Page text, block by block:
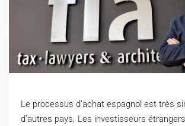
Le processus d’achat espagnol est très
d’autres pays. Les investisseurs